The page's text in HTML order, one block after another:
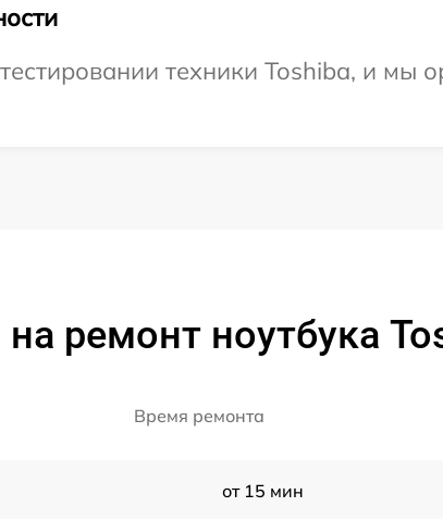
техники Toshiba, и мы
ремонт ноутбука
Время ремонта
от 15 мин